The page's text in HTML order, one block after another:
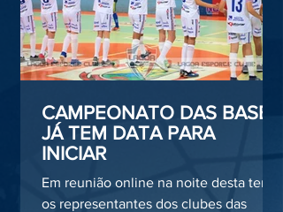
CAMPEONATO DAS BASES
JÁ TEM DATA PARA
INICIAR
Em reunião online na noite desta terça,
os representantes dos clubes das